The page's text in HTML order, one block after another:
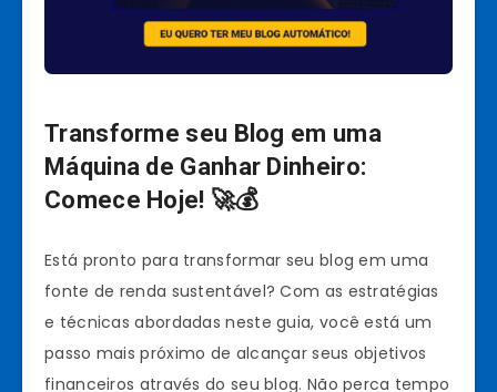
Transforme seu Blog em uma
Máquina de Ganhar Dinheiro:
Comece Hoje! 🚀💰
Está pronto para transformar seu blog em uma
fonte de renda sustentável? Com as estratégias
e técnicas abordadas neste guia, você está um
passo mais próximo de alcançar seus objetivos
financeiros através do seu blog. Não perca tempo